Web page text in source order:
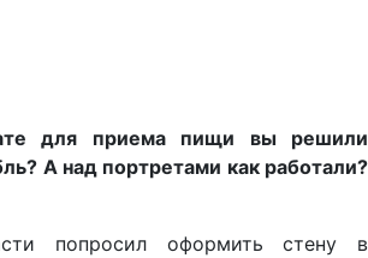
для приема пищи вы решили
А над портретами как работали?
попросил оформить стену в